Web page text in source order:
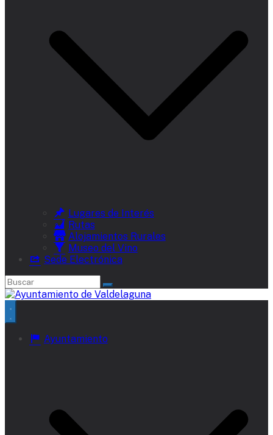
Lugares de Interés
Rutas
Alojamientos Rurales
Museo del Vino
Sede Electrónica
Ayuntamiento